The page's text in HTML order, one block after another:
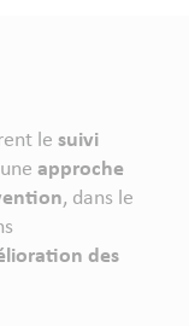
le suivi
approche
, dans le
des